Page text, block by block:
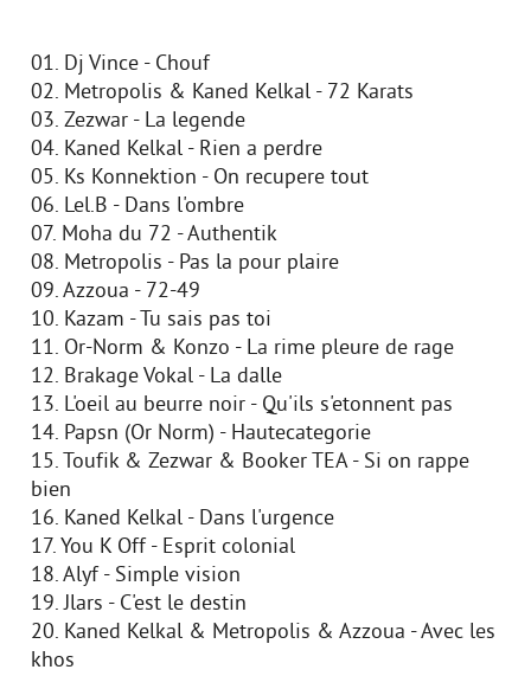
01. Dj Vince - Chouf
02. Metropolis & Kaned Kelkal - 72 Karats
03. Zezwar - La legende
04. Kaned Kelkal - Rien a perdre
05. Ks Konnektion - On recupere tout
06. Lel.B - Dans l'ombre
07. Moha du 72 - Authentik
08. Metropolis - Pas la pour plaire
09. Azzoua - 72-49
10. Kazam - Tu sais pas toi
11. Or-Norm & Konzo - La rime pleure de rage
12. Brakage Vokal - La dalle
13. L'oeil au beurre noir - Qu'ils s'etonnent pas
14. Papsn (Or Norm) - Hautecategorie
15. Toufik & Zezwar & Booker TEA - Si on rappe
bien
16. Kaned Kelkal - Dans l'urgence
17. You K Off - Esprit colonial
18. Alyf - Simple vision
19. Jlars - C'est le destin
20. Kaned Kelkal & Metropolis & Azzoua - Avec les
khos